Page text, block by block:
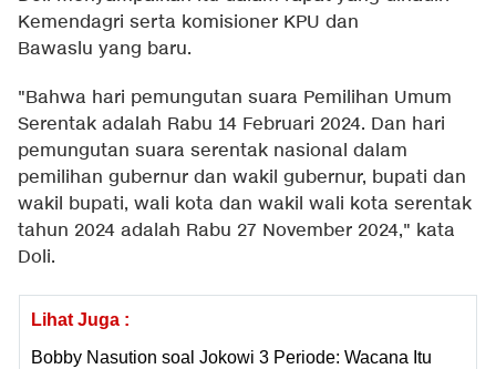
Kemendagri serta komisioner KPU dan
Bawaslu yang baru.
"Bahwa hari pemungutan suara Pemilihan Umum
Serentak adalah Rabu 14 Februari 2024. Dan hari
pemungutan suara serentak nasional dalam
pemilihan gubernur dan wakil gubernur, bupati dan
wakil bupati, wali kota dan wakil wali kota serentak
tahun 2024 adalah Rabu 27 November 2024," kata
Doli.
Lihat Juga :
Bobby Nasution soal Jokowi 3 Periode: Wacana Itu